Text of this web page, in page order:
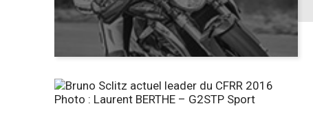
Photo : Laurent BERTHE – G2STP Sport